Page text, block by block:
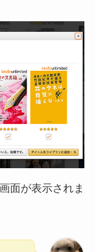
面が表示されま